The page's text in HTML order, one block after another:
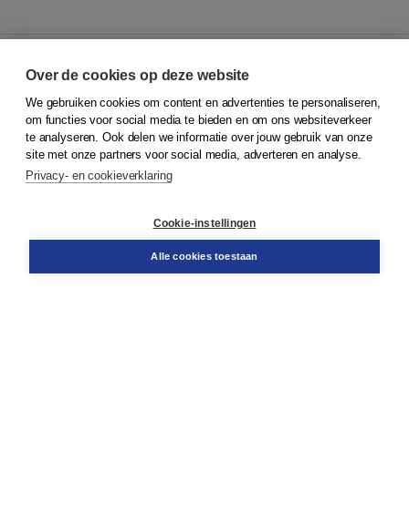
© 2026Koninklijke Boom uitgevers
Klantenservice
Service & informatie
Contact
Over de cookies op deze website
We gebruiken cookies om content en advertenties te personaliseren,
om functies voor social media te bieden en om ons websiteverkeer
te analyseren. Ook delen we informatie over jouw gebruik van onze
site met onze partners voor social media, adverteren en analyse.
Privacy- en cookieverklaring
Cookie-instellingen
Alle cookies toestaan